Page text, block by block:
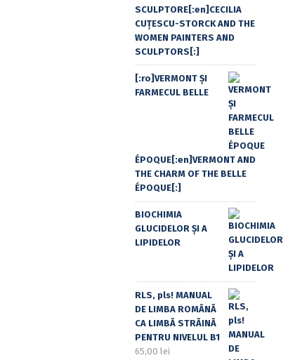
SCULPTORE[:en]CECILIA
CUŢESCU-STORCK AND THE
WOMEN PAINTERS AND
SCULPTORS[:]
[:ro]VERMONT ȘI
FARMECUL BELLE
ÉPOQUE[:en]VERMONT AND
THE CHARM OF THE BELLE
ÉPOQUE[:]
BIOCHIMIA
GLUCIDELOR ȘI A
LIPIDELOR
RLS, pls! MANUAL
DE LIMBA ROMÂNĂ
CA LIMBĂ STRĂINĂ
PENTRU NIVELUL B1
65,00 lei